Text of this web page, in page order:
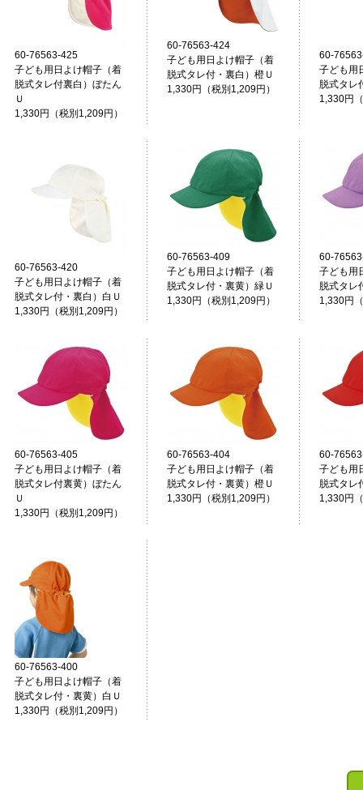
60-76563-425
子ども用日よけ帽子（着
脱式タレ付裏白）ぼたん
Ｕ
1,330円（税別1,209円）
60-76563-424
子ども用日よけ帽子（着
脱式タレ付・裏白）橙Ｕ
1,330円（税別1,209円）
60-
子ども用
脱式タレ
1,330円
60-76563-420
子ども用日よけ帽子（着
脱式タレ付・裏白）白Ｕ
1,330円（税別1,209円）
60-76563-409
子ども用日よけ帽子（着
脱式タレ付・裏黄）緑Ｕ
1,330円（税別1,209円）
60-
子ども用
脱式タレ
1,330円
60-76563-405
子ども用日よけ帽子（着
脱式タレ付裏黄）ぼたん
Ｕ
1,330円（税別1,209円）
60-76563-404
子ども用日よけ帽子（着
脱式タレ付・裏黄）橙Ｕ
1,330円（税別1,209円）
60-
子ども用
脱式タレ
1,330円
60-76563-400
子ども用日よけ帽子（着
脱式タレ付・裏黄）白Ｕ
1,330円（税別1,209円）